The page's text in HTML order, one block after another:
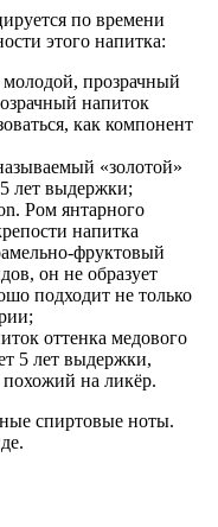
по времени
этого напитка:
прозрачный
напиток
как компонент
«золотой»
лет выдержки;
Ром янтарного
напитка
фруктовый
он не образует
подходит не только
оттенка медового
5 лет выдержки,
на ликёр.
спиртовые ноты.